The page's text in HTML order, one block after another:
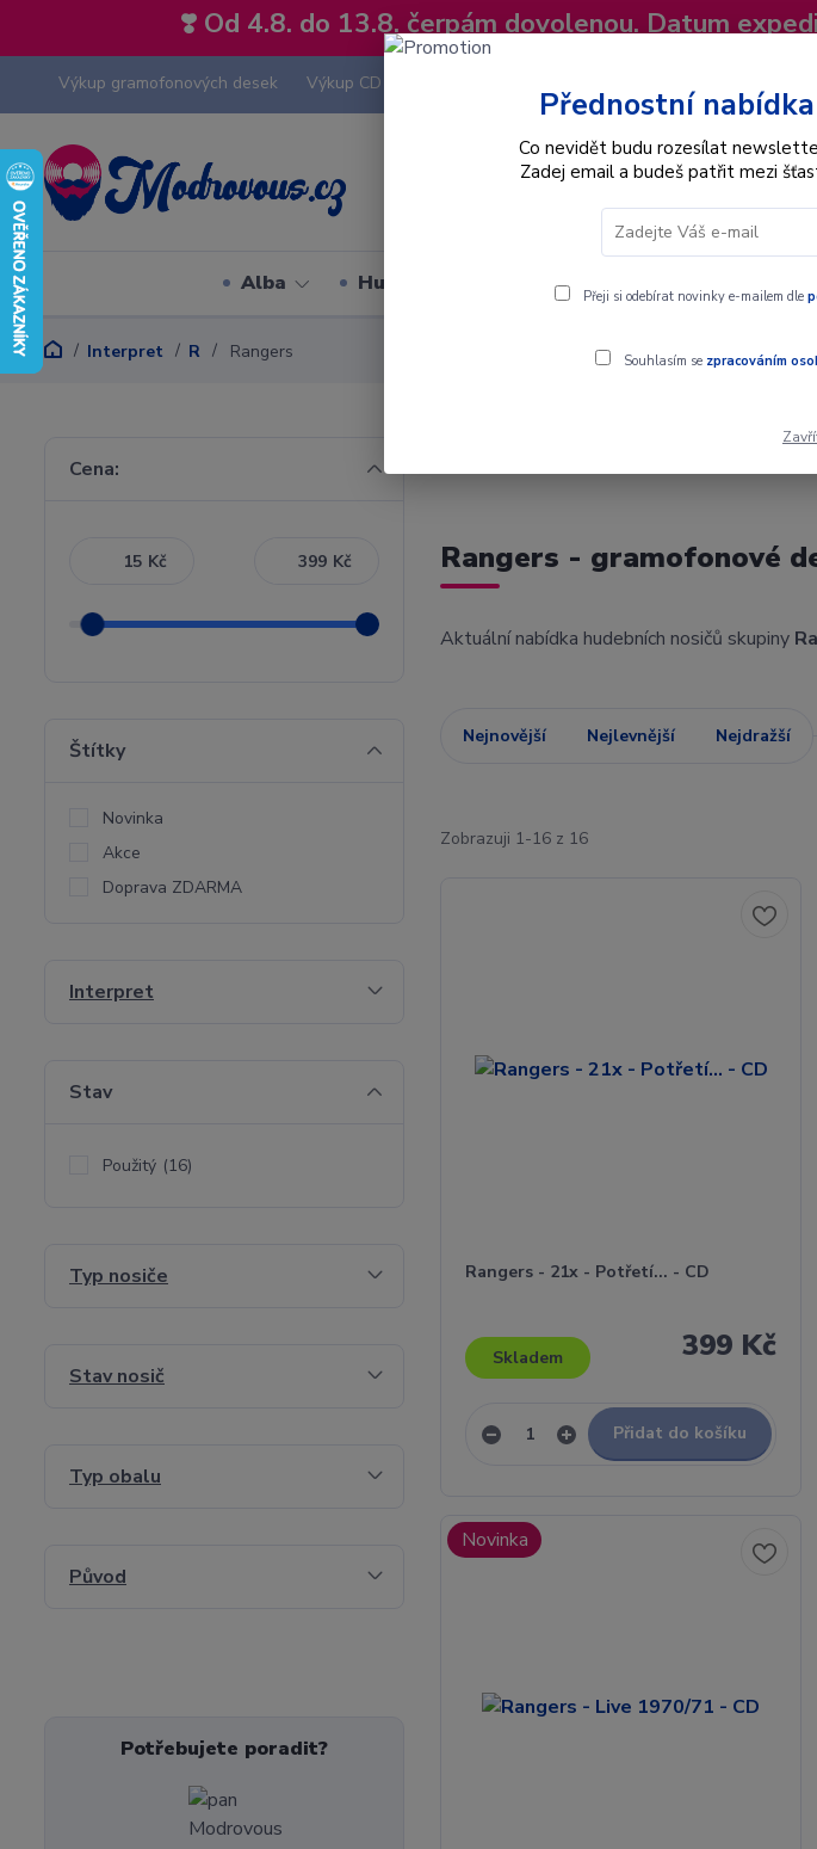
❣️ Od 4.8. do 13.8. čerpám dovolenou. Datum
Výkup gramofonových desek Výkup CD
Alba Hudební styly Interpret
Interpret R Rangers
Rangers - gramofonové
Aktuální nabídka hudebních nosičů skupiny
Nejnovější Nejlevnější Nejdražší
Zobrazuji 1-16 z 16
Rangers - 21x - Potřetí... - CD
399 Kč
Skladem
Přidat do košíku
Novinka
Cena:
Kč Kč
Štítky
Novinka
Akce
Doprava ZDARMA
Interpret
Stav
Použitý (16)
Typ nosiče
Stav nosič
Typ obalu
Původ
Potřebujete poradit?
Přednostní
Co nevidět budu rozesílat
Zadej email a budeš patřit mezi
Přeji si odebírat novinky e-mailem dle
Souhlasím se zpracováním